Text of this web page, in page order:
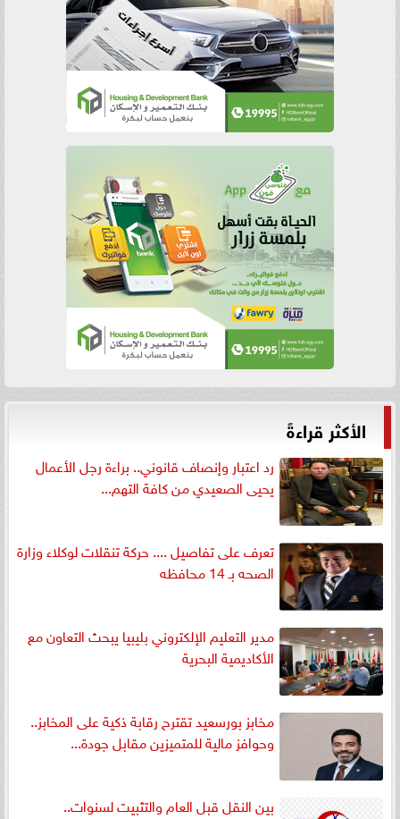
الأكثر قراءةً
رد اعتبار وإنصاف قانوني.. براءة رجل الأعمال
يحيى الصعيدي من كافة التهم...
تعرف على تفاصيل .... حركة تنقلات لوكلاء وزارة
الصحه بـ 14 محافظه
مدير التعليم الإلكتروني بليبيا يبحث التعاون مع
الأكاديمية البحرية
مخابز بورسعيد تقترح رقابة ذكية على المخابز..
وحوافز مالية للمتميزين مقابل جودة...
بين النقل قبل العام والتثبيت لسنوات..